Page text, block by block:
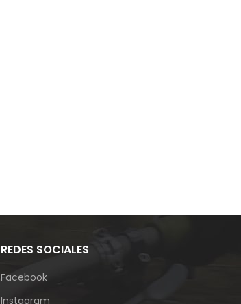
REDES SOCIALES
Facebook
Instagram